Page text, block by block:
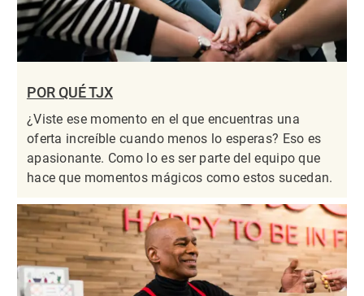
POR QUÉ TJX
¿Viste ese momento en el que encuentras una
oferta increíble cuando menos lo esperas? Eso es
apasionante. Como lo es ser parte del equipo que
hace que momentos mágicos como estos sucedan.